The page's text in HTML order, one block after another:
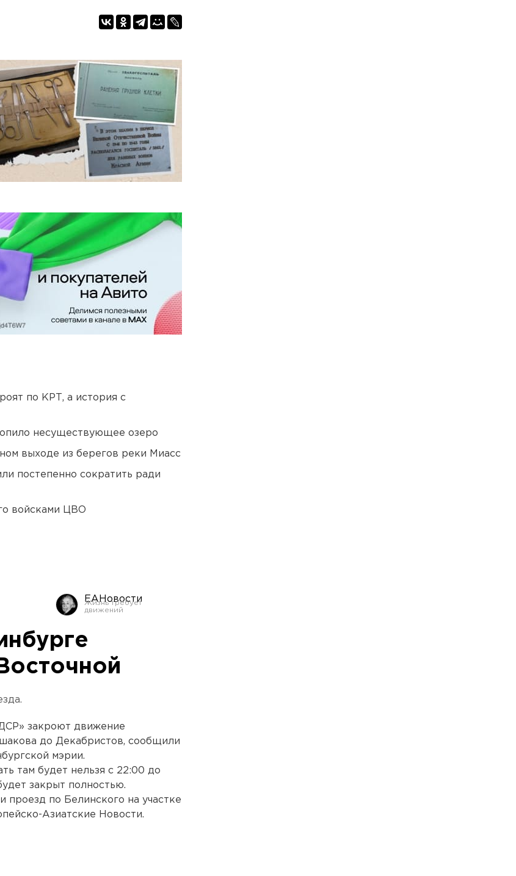
по КРТ, а история с
несуществующее озеро
выходе из берегов реки Миасс
постепенно сократить ради
войсками ЦВО
ЕАНовости
закроют движение
до Декабристов, сообщили
мэрии.
там будет нельзя с 22:00 до
закрыт полностью.
проезд по Белинского на участке
Азиатские Новости.